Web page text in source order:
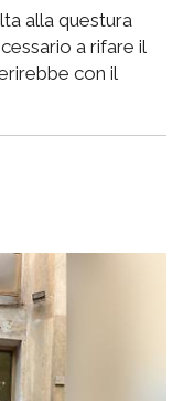
alla questura
a rifare il
con il